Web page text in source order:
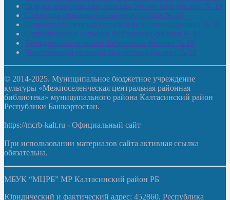
Новокильбахтинская сельская библиотека-филиал № 19
Сазовская сельская библиотека-филиал № 20
Староорьебашевская сельская библиотека-филиал № 16
Старояшевская сельская библиотека-филиал № 17
Тюльдинская сельская библиотека-филиал № 18
Чилибеевская сельская библиотека-филиал № 10
© 2014-2025. Муниципальное бюджетное учреждение
культуры «Межпоселенческая центральная районная
библиотека» муниципального района Калтасинский район
Республики Башкортостан.
https://mcrb-kalt.ru - Официальный сайт
При использовании материалов сайта активная ссылка
обязательна.
МБУК “МЦРБ” МР Калтасинский район РБ
Юридический и фактический адрес: 452860, Республика